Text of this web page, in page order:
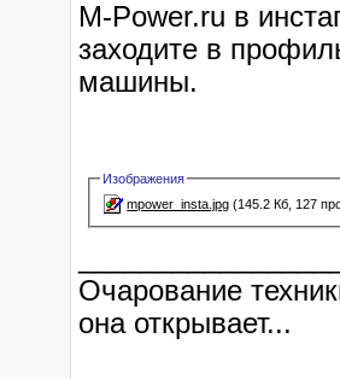
M-Power.ru в
заходите в
машины.
Изображения
mpower_insta.jpg (145.2 Кб, 127
Очарование
она открывает...